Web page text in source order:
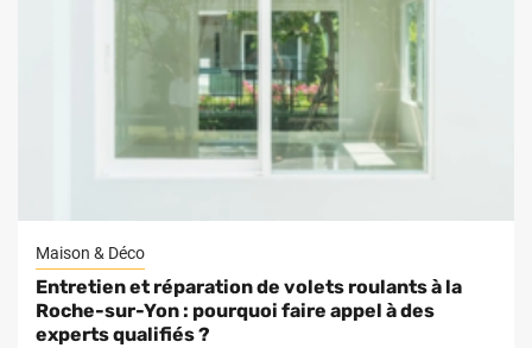
Maison & Déco
Entretien et réparation de volets roulants à la
Roche-sur-Yon : pourquoi faire appel à des
experts qualifiés ?